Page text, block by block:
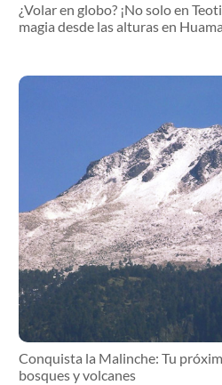
¿Volar en globo? ¡No solo en
magia desde las alturas en
Conquista la Malinche: Tu
bosques y volcanes